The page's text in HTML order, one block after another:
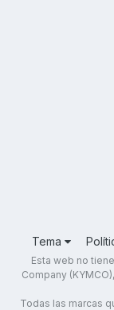
Tema
Esta web no
Company
Todas las marcas